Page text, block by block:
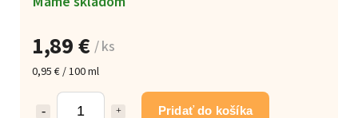
1,89 € / ks
0,95 € / 100 ml
Pridať do košíka